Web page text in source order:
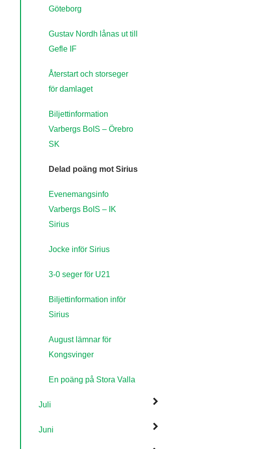
Göteborg
Gustav Nordh lånas ut till
Gefle IF
Återstart och storseger
för damlaget
Biljettinformation
Varbergs BoIS – Örebro
SK
Delad poäng mot Sirius
Evenemangsinfo
Varbergs BoIS – IK
Sirius
Jocke inför Sirius
3-0 seger för U21
Biljettinformation inför
Sirius
August lämnar för
Kongsvinger
En poäng på Stora Valla
Juli
Juni